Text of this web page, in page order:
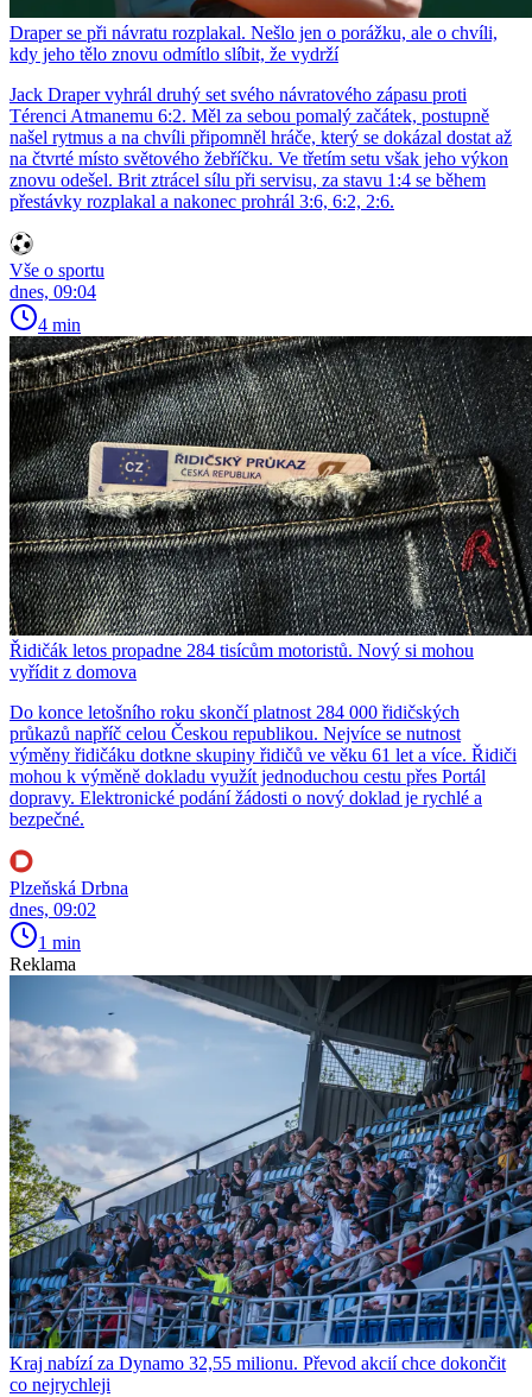
Draper se při návratu rozplakal. Nešlo jen o porážku, ale o chvíli,
kdy jeho tělo znovu odmítlo slíbit, že vydrží
Jack Draper vyhrál druhý set svého návratového zápasu proti
Térenci Atmanemu 6:2. Měl za sebou pomalý začátek, postupně
našel rytmus a na chvíli připomněl hráče, který se dokázal dostat až
na čtvrté místo světového žebříčku. Ve třetím setu však jeho výkon
znovu odešel. Brit ztrácel sílu při servisu, za stavu 1:4 se během
přestávky rozplakal a nakonec prohrál 3:6, 6:2, 2:6.
Vše o sportu
dnes, 09:04
4 min
Řidičák letos propadne 284 tisícům motoristů. Nový si mohou
vyřídit z domova
Do konce letošního roku skončí platnost 284 000 řidičských
průkazů napříč celou Českou republikou. Nejvíce se nutnost
výměny řidičáku dotkne skupiny řidičů ve věku 61 let a více. Řidiči
mohou k výměně dokladu využít jednoduchou cestu přes Portál
dopravy. Elektronické podání žádosti o nový doklad je rychlé a
bezpečné.
Plzeňská Drbna
dnes, 09:02
1 min
Reklama
Kraj nabízí za Dynamo 32,55 milionu. Převod akcií chce dokončit
co nejrychleji